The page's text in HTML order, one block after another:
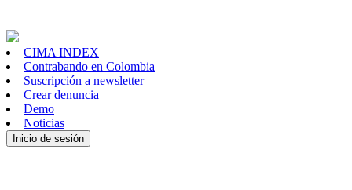
CIMA INDEX
Contrabando en Colombia
Suscripción a newsletter
Crear denuncia
Demo
Noticias
Inicio de sesión